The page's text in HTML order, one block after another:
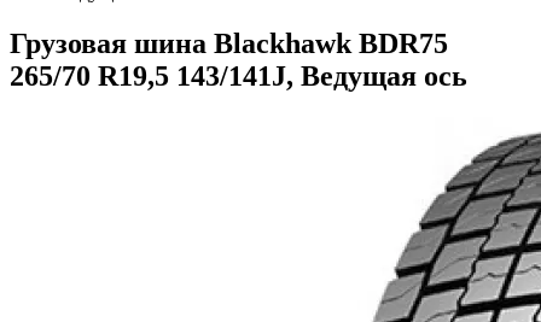
Грузовая шина Blackhawk BDR75
265/70 R19,5 143/141J, Ведущая ось